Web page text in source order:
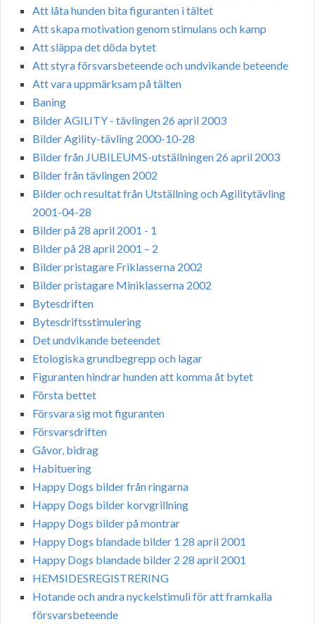
Att låta hunden bita figuranten i tältet
Att skapa motivation genom stimulans och kamp
Att släppa det döda bytet
Att styra försvarsbeteende och undvikande beteende
Att vara uppmärksam på tälten
Baning
Bilder AGILITY - tävlingen 26 april 2003
Bilder Agility-tävling 2000-10-28
Bilder från JUBILEUMS-utställningen 26 april 2003
Bilder från tävlingen 2002
Bilder och resultat från Utställning och Agilitytävling
2001-04-28
Bilder på 28 april 2001 - 1
Bilder på 28 april 2001 – 2
Bilder pristagare Friklasserna 2002
Bilder pristagare Miniklasserna 2002
Bytesdriften
Bytesdriftsstimulering
Det undvikande beteendet
Etologiska grundbegrepp och lagar
Figuranten hindrar hunden att komma åt bytet
Första bettet
Försvara sig mot figuranten
Försvarsdriften
Gåvor, bidrag
Habituering
Happy Dogs bilder från ringarna
Happy Dogs bilder korvgrillning
Happy Dogs bilder på montrar
Happy Dogs blandade bilder 1 28 april 2001
Happy Dogs blandade bilder 2 28 april 2001
HEMSIDESREGISTRERING
Hotande och andra nyckelstimuli för att framkalla
försvarsbeteende